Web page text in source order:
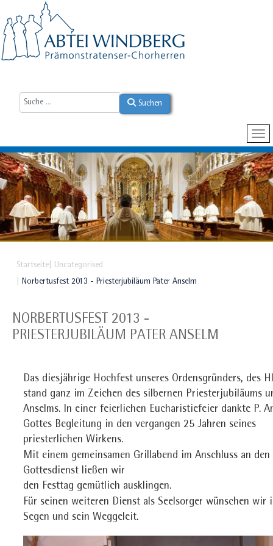
Suchen
Startseite
Uncategorised
Norbertusfest 2013 - Priesterjubiläum Pater Anselm
NORBERTUSFEST 2013 -
PRIESTERJUBILÄUM PATER ANSELM
Das diesjährige Hochfest unseres Ordensgründers, des
stand ganz im Zeichen des silbernen Priesterjubiläums
Anselms. In einer feierlichen Eucharistiefeier dankte P.
Gottes Begleitung in den vergangen 25 Jahren seines
priesterlichen Wirkens.
Mit einem gemeinsamen Grillabend im Anschluss an den
Gottesdienst ließen wir
den Festtag gemütlich ausklingen.
Für seinen weiteren Dienst als Seelsorger wünschen wir
Segen und sein Weggeleit.